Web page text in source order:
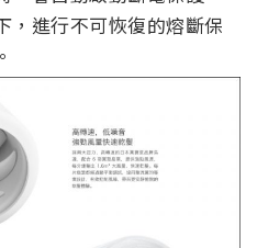
，進行不可恢復的熔斷保